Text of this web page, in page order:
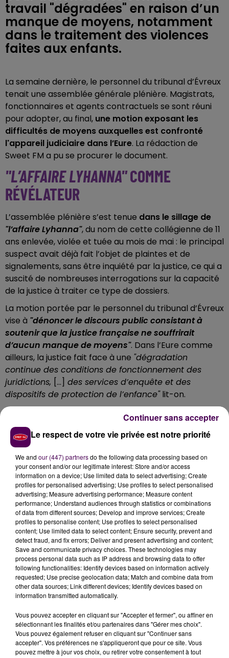
travail "dégradées" en raison d’un
manque de moyens, notamment
dans le traitement des violences
faites aux enfants.
La semaine dernière, le personnel du tribunal d’Évreux
tenait une assemblée générale plénière. Magistrats,
fonctionnaires et agents contractuels se sont réuni
pour adopter, au final, une motion exposant les
difficultés de moyens auxquelles est confronté
l'appareil judiciaire dans l’Eure. La rédaction de
Sweet FM a pu se procurer le document.
"L’AFFAIRELYHANNA"COMME
RÉVÉLATEUR
L’assemblée plénière s’est tenue dans le sillage de
"l’affaire Lyhanna", du nom de cette collégienne de 11
ans enlevée, violée et tuée au mois de mai : le principal
suspect avait déjà fait l’objet de plaintes et de
signalements, sans être inquiété par la justice, ce qui a
suscité de nombreuses interrogations sur la capacité
de la justice à traiter ce type de dossiers.
La motion portée par le personnel du tribunal d’Évreux
vise à "dénoncer le discours public consistant à
soutenir que la justice française ne souffrirait
d’aucun manque de moyens". Dans l’Eure comme
ailleurs, la justice fait face à une "dégradation
continue des conditions de fonctionnement des
juridictions, [...] des services d’enquête et des
dispositifs de protection de l’enfance"lit-on.
UNE JURIDICTION SURCHARGÉE
Les cabinets d’instruction chargés des affaires
impliquant des mineurs sont au nombre de trois à
Évreux. Ils traiteraient actuellement"140 dossiers par
cabinet", alors que le seuil au-delà duquel"le
traitement des procédures est dégradé"serait de 72
dossiers.Le tribunal judiciaire d’Évreux compte par
ailleursquatre juges des enfants pour"assurer le
suivi de 3 555 mineurs".
TROP PEU DE MAGISTRATS
Le document évoque également l'effectif du parquet
d'Évreux, actuellement de"14 magistrats pour 600
000 habitants", soit environ deux procureurs pour 100
médiane européenne"poursuit la motion, qui
s’appuye sur un rapport de la Commission
européennepour l’évaluation des systèmes
judiciaires européens".
Le respect de votre vie privée est notre priorité
We and our (447) partnersdo the following data processing based on
your consent and/or our legitimate interest: Store and/or access
information on a device; Use limited data to select advertising; Create
profiles for personalised advertising; Use profiles to select personalised
advertising; Measure advertising performance; Measure content
performance; Understand audiences through statistics or combinations
of data from different sources; Develop and improve services; Create
profiles to personalise content; Use profiles to select personalised
content; Use limited data to select content; Ensure security, prevent and
detect fraud, and fix errors; Deliver and present advertising and content;
Save and communicate privacy choices. These technologies may
process personal data such as IP address and browsing data to offer
following functionalities: Identify devices based on information actively
requested; Use precise geolocation data; Match and combine data from
other data sources; Link different devices; Identify devices based on
information transmitted automatically.
Vous pouvez accepter en cliquant sur "Accepter et fermer", ou affiner en
sélectionnant les finalités et/ou partenaires dans "Gérer mes choix".
Vous pouvez également refuser en cliquant sur "Continuer sans
accepter". Vos préférences ne s'appliqueront que pour ce site. Vous
pouvez mettre à jour vos choix, ou retirer votre consentement à tout
Continuer sans accepter